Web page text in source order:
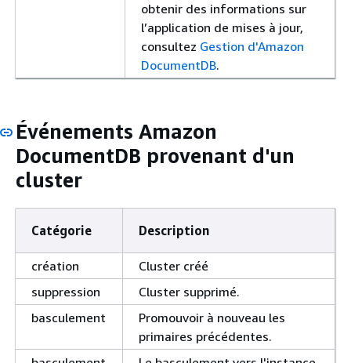
obtenir des informations sur
l’application de mises à jour,
consultez Gestion d'Amazon
DocumentDB.
Événements Amazon
DocumentDB provenant d'un
cluster
Catégorie Description
création
Cluster créé
suppression
Cluster supprimé.
basculement
Promouvoir à nouveau les
primaires précédentes.